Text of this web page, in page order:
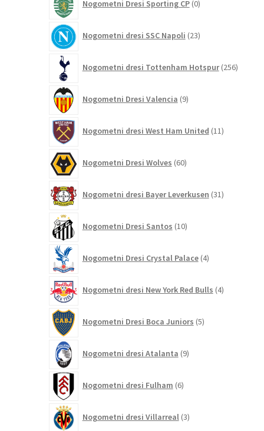
Nogometni Dresi Sporting CP 0izdelkov
Nogometni dresi SSC Napoli 23izdelkov
Nogometni dresi Tottenham Hotspur 256
Nogometni Dresi Valencia 9izdelkov
Nogometni dresi West Ham United 11izdelkov
Nogometni Dresi Wolves 60izdelkov
Nogometni dresi Bayer Leverkusen 31izdelkov
Nogometni Dresi Santos 10izdelkov
Nogometni Dresi Crystal Palace 4izdelki
Nogometni dresi New York Red Bulls 4izdelki
Nogometni Dresi Boca Juniors 5izdelkov
Nogometni dresi Atalanta 9izdelkov
Nogometni dresi Fulham 6izdelkov
Nogometni dresi Villarreal 3izdelki